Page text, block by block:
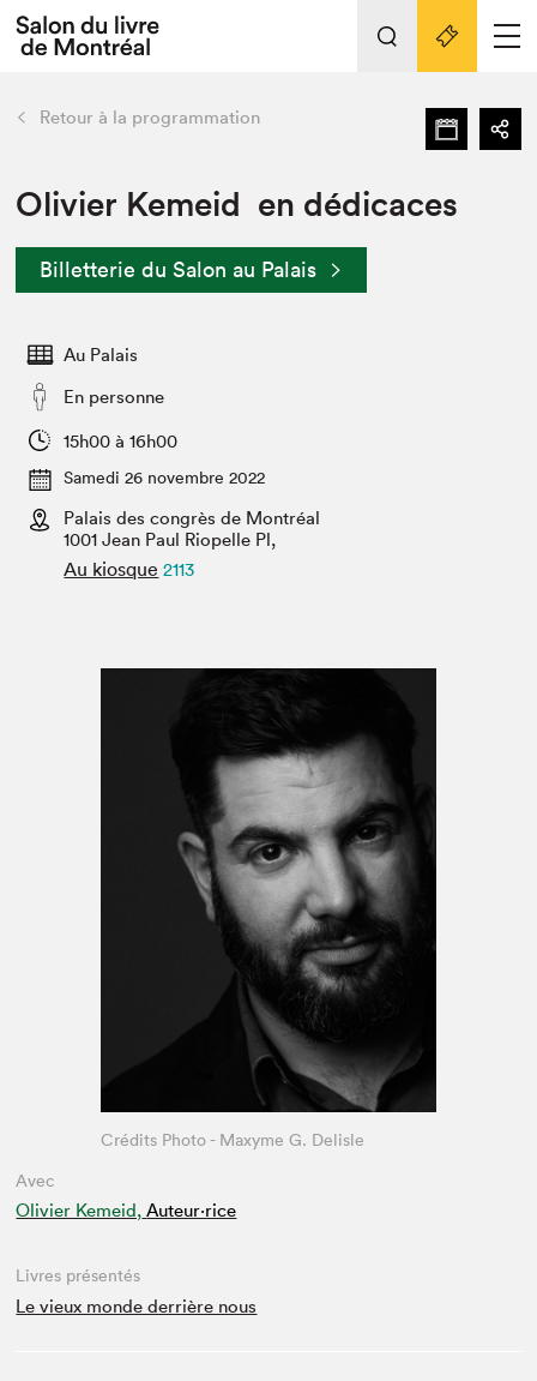
Espace exposant⋅e⋅s
Espace enseignant·e·s
Espace médias
L'événement
Préparer sa visite au Salon
Actualités
SLM PRO
retour Nos activités
Préparer sa visite
Salon dans la ville et en ligne
Projets partenaires
Liens pratiques
Retour à la programmation
Olivier Kemeid en dédicaces
Billetterie du Salon au Palais
Au Palais
En personne
15h00 à 16h00
Samedi 26 novembre 2022
Palais des congrès de Montréal
1001 Jean Paul Riopelle Pl,
Au kiosque 2113
Avec
Olivier Kemeid, Auteur·rice
Crédits Photo - Maxyme G. Delisle
Livres présentés
Le vieux monde derrière nous